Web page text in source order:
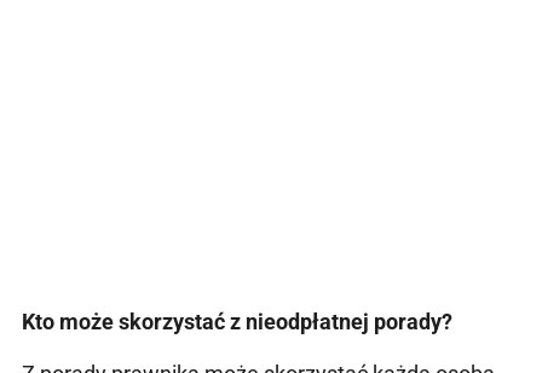
Kto może skorzystać z nieodpłatnej porady?